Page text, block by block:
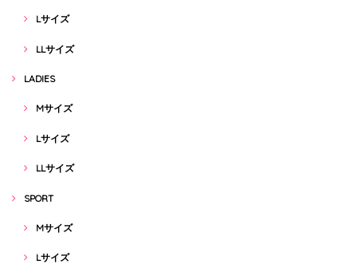
Lサイズ
LLサイズ
LADIES
Mサイズ
Lサイズ
LLサイズ
SPORT
Mサイズ
Lサイズ